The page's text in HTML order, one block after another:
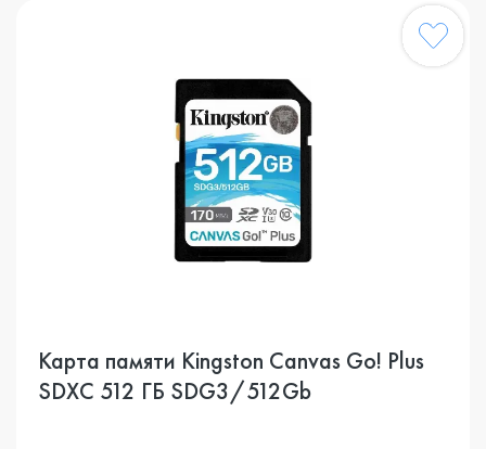
Карта памяти Kingston Canvas Go! Plus
SDXC 512 ГБ SDG3/512Gb